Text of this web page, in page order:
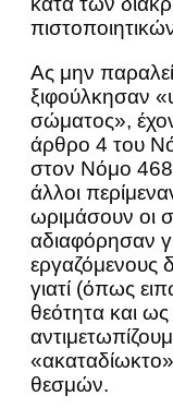
Ας μην
ξιφούλκησαν
σώματος»,
άρθρο 4 του
στον Νόμο
άλλοι
ωριμάσουν οι
αδιαφόρησαν
εργαζόμενους
γιατί (όπως
θεότητα και ως
θεσμών.